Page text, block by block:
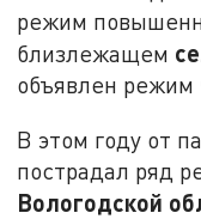
режим
близлежащем
объявлен режим
В этом году от
пострадал ряд
Вологодской